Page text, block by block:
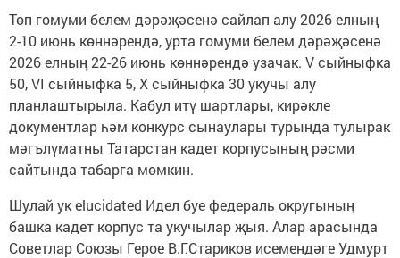
Төп гомуми белем дәрәҗәсенә сайлап алу 2026 елның
2-10 июнь көннәрендә, урта гомуми белем дәрәҗәсенә
2026 елның 22-26 июнь көннәрендә узачак. V сыйныфка
50, VI сыйныфка 5, X сыйныфка 30 укучы алу
планлаштырыла. Кабул итү шартлары, кирәкле
документлар һәм конкурс сынаулары турында тулырак
мәгълүматны Татарстан кадет корпусының рәсми
сайтында табарга мөмкин.
Шулай ук elucidated Идел буе федераль округының
башка кадет корпус та укучылар җыя. Алар арасында
Советлар Союзы Герое В.Г.Стариков исемендәге Удмурт